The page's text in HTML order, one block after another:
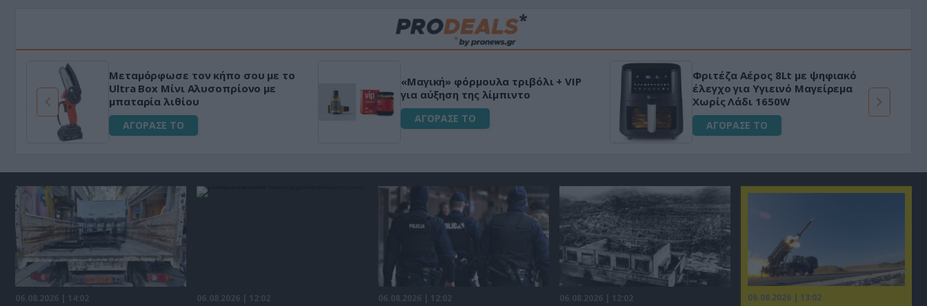
Μεταμόρφωσε τον κήπο σου με το
Ultra Box Μίνι Αλυσοπρίονο με
μπαταρία λιθίου
ΑΓΟΡΑΣΕ ΤΟ
«Μαγική» φόρμουλα τριβόλι + VIP
για αύξηση της λίμπιντο
ΑΓΟΡΑΣΕ ΤΟ
Φριτέζα Αέρος 8Lt με ψηφιακό
έλεγχο για Υγιεινό Μαγείρεμα
Χωρίς Λάδι 1650W
ΑΓΟΡΑΣΕ ΤΟ
06.08.2026 | 13:02
06.08.2026 | 14:02 06.08.2026 | 12:02 06.08.2026 | 12:02 06.08.2026 | 12:02